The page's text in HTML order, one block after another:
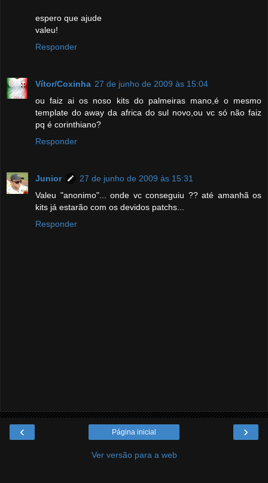
espero que ajude
valeu!
Responder
Vítor/Coxinha 27 de junho de 2009 às 15:04
ou faiz ai os noso kits do palmeiras mano,é o mesmo
template do away da africa do sul novo,ou vc só não faiz
pq é corinthiano?
Responder
Junior
27 de junho de 2009 às 15:31
Valeu "anonimo"... onde vc conseguiu ?? até amanhã os
kits já estarão com os devidos patchs...
Responder
‹ ›
Página inicial
Ver versão para a web